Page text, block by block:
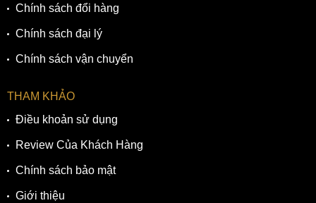
Chính sách đổi hàng
Chính sách đại lý
Chính sách vận chuyển
THAM KHẢO
Điều khoản sử dụng
Review Của Khách Hàng
Chính sách bảo mật
Giới thiệu